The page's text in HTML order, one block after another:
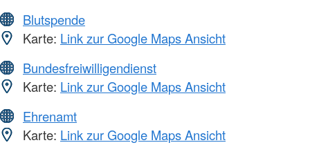
Blutspende
Karte: Link zur Google Maps Ansicht
Bundesfreiwilligendienst
Karte: Link zur Google Maps Ansicht
Ehrenamt
Karte: Link zur Google Maps Ansicht